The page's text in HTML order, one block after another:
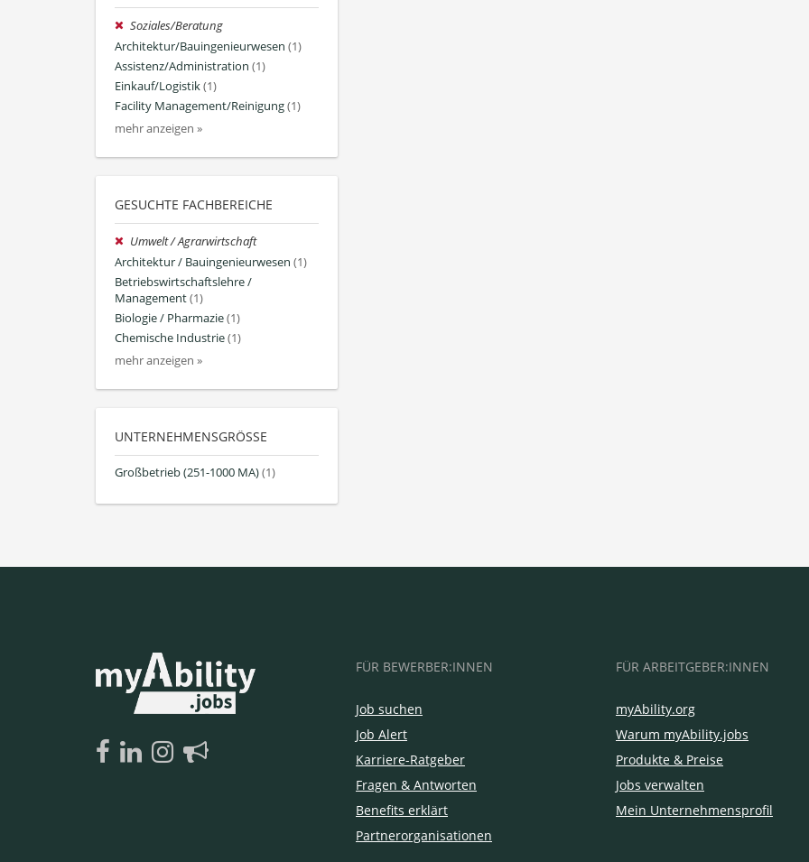
Soziales/Beratung
Architektur/Bauingenieurwesen (1)
Assistenz/Administration (1)
Einkauf/Logistik(1)
Facility Management/Reinigung(1)
mehr anzeigen »
GESUCHTE FACHBEREICHE
Umwelt / Agrarwirtschaft
Architektur / Bauingenieurwesen (1)
Betriebswirtschaftslehre /
Management(1)
Biologie / Pharmazie(1)
Chemische Industrie(1)
mehr anzeigen »
UNTERNEHMENSGRÖSSE
Großbetrieb (251-1000 MA)(1)
FÜR BEWERBER:INNEN
Job suchen
Job Alert
Karriere-Ratgeber
Fragen & Antworten
Benefits erklärt
Partnerorganisationen
FÜR ARBEITGEBER:INNEN
myAbility.org
Warum myAbility.jobs
Produkte & Preise
Jobs verwalten
Mein Unternehmensprofil